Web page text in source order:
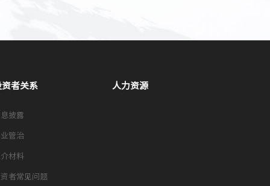
资者关系
披露
管治
材料
者常见问题
人力资源